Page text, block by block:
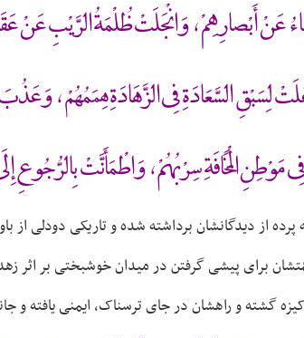
عَنْ أَبْصارِهِمْ ، وَانْجَلَتْ ظُلْمَةُ الرَّيْبِ عَنْ
لِسَبْقِ السَّعَادَةِ فِى الزَّهَادَةِ هِمَمُهُمْ ،
مَوْطِنِ الْمَخَافَةِ سِرْبُهُمْ ، وَاطْمَأَنَّتْ بِالرُّجُوعِ
از دیدگانشان برداشته شده و تاریکی دودلی
برای پیشی گرفتن در میدان خوشبختی بر اثر
گشته و راهشان در جای ترسناک، ایمنی یافته و